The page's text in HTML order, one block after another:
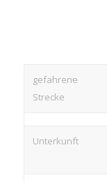
gefahrene
Strecke
Unterkunft